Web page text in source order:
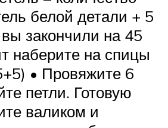
белой детали + 5
закончили на 45
наберите на спицы
• Провяжите 6
петли. Готовую
валиком и